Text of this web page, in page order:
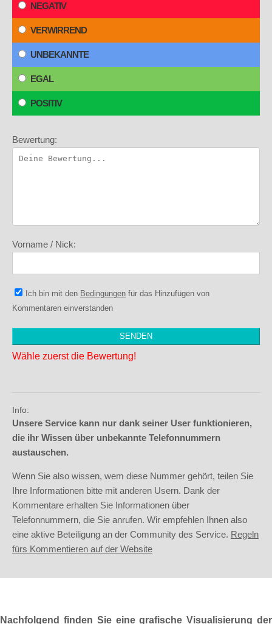
NEGATIV
VERWIRREND
UNBEKANNTE
EGAL
POSITIV
Bewertung:
Vorname / Nick:
Ich bin mit den Bedingungen für das Hinzufügen von
Kommentaren einverstanden
Wähle zuerst die Bewertung!
Info:
Unsere Service kann nur dank seiner User funktionieren,
die ihr Wissen über unbekannte Telefonnummern
austauschen.
Wenn Sie also wissen, wem diese Nummer gehört, teilen Sie
Ihre Informationen bitte mit anderen Usern. Dank der
Kommentare erhalten Sie Informationen über
Telefonnummern, die Sie anrufen. Wir empfehlen Ihnen also
eine aktive Beteiligung an der Community des Service. Regeln
fürs Kommentieren auf der Website
Nachfolgend finden Sie eine grafische Visualisierung der